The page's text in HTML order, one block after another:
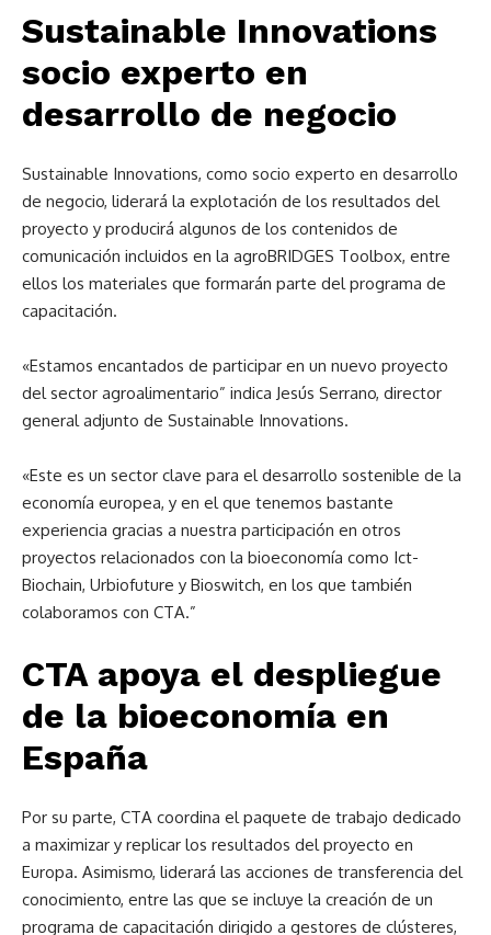
Sustainable Innovations
socio experto en
desarrollo de negocio
Sustainable Innovations, como socio experto en desarrollo
de negocio, liderará la explotación de los resultados del
proyecto y producirá algunos de los contenidos de
comunicación incluidos en la agroBRIDGES Toolbox, entre
ellos los materiales que formarán parte del programa de
capacitación.
«Estamos encantados de participar en un nuevo proyecto
del sector agroalimentario” indica Jesús Serrano, director
general adjunto de Sustainable Innovations.
«Este es un sector clave para el desarrollo sostenible de la
economía europea, y en el que tenemos bastante
experiencia gracias a nuestra participación en otros
proyectos relacionados con la bioeconomía como Ict-
Biochain, Urbiofuture y Bioswitch, en los que también
colaboramos con CTA.”
CTA apoya el despliegue
de la bioeconomía en
España
Por su parte, CTA coordina el paquete de trabajo dedicado
a maximizar y replicar los resultados del proyecto en
Europa. Asimismo, liderará las acciones de transferencia del
conocimiento, entre las que se incluye la creación de un
programa de capacitación dirigido a gestores de clústeres,